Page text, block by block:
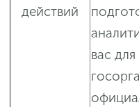
действий
вас